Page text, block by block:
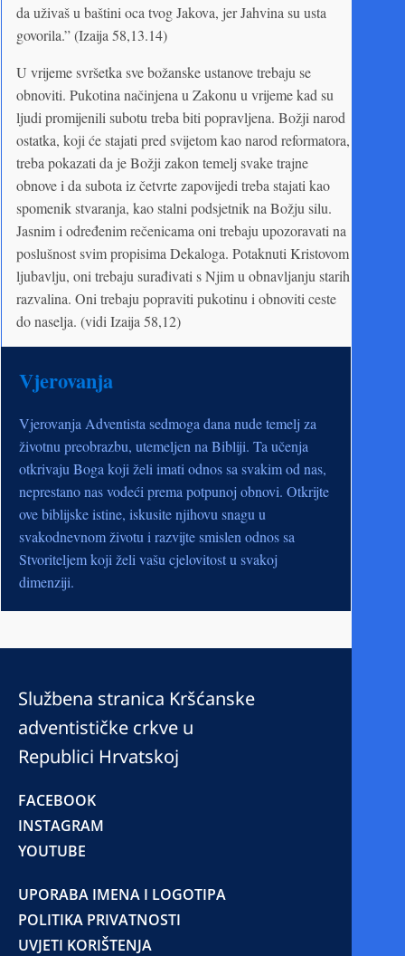
da uživaš u baštini oca tvog Jakova, jer Jahvina su usta
govorila.” (Izaija 58,13.14)
U vrijeme svršetka sve božanske ustanove trebaju se
obnoviti. Pukotina načinjena u Zakonu u vrijeme kad su
ljudi promijenili subotu treba biti popravljena. Božji narod
ostatka, koji će stajati pred svijetom kao narod reformatora,
treba pokazati da je Božji zakon temelj svake trajne
obnove i da subota iz četvrte zapovijedi treba stajati kao
spomenik stvaranja, kao stalni podsjetnik na Božju silu.
Jasnim i određenim rečenicama oni trebaju upozoravati na
poslušnost svim propisima Dekaloga. Potaknuti Kristovom
ljubavlju, oni trebaju surađivati s Njim u obnavljanju starih
razvalina. Oni trebaju popraviti pukotinu i obnoviti ceste
do naselja. (vidi Izaija 58,12)
Vjerovanja
Vjerovanja Adventista sedmoga dana nude temelj za
životnu preobrazbu, utemeljen na Bibliji. Ta učenja
otkrivaju Boga koji želi imati odnos sa svakim od nas,
neprestano nas vodeći prema potpunoj obnovi. Otkrijte
ove biblijske istine, iskusite njihovu snagu u
svakodnevnom životu i razvijte smislen odnos sa
Stvoriteljem koji želi vašu cjelovitost u svakoj
dimenziji.
Službena stranica Kršćanske
adventističke crkve u
Republici Hrvatskoj
FACEBOOK
INSTAGRAM
YOUTUBE
UPORABA IMENA I LOGOTIPA
POLITIKA PRIVATNOSTI
UVJETI KORIŠTENJA